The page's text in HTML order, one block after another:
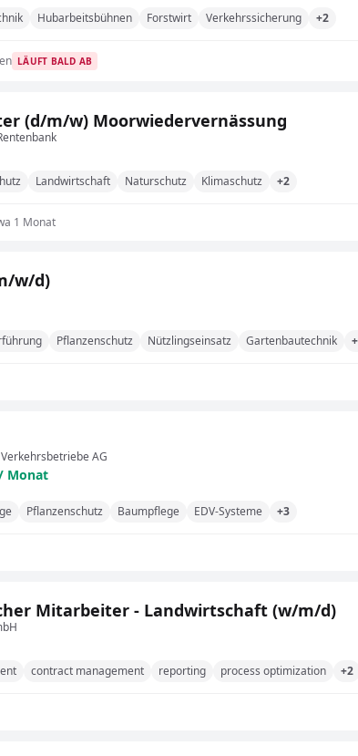
Hubarbeitsbühnen Forstwirt Verkehrssicherung +2
LÄUFT BALD AB
(d/m/w) Moorwiedervernässung
Landwirtschaft Naturschutz Klimaschutz +2
1 Monat
w/d)
Pflanzenschutz Nützlingseinsatz Gartenbautechnik
AG
Monat
Pflanzenschutz Baumpflege EDV-Systeme +3
Mitarbeiter - Landwirtschaft (w/m/d)
contract management reporting process optimization +2